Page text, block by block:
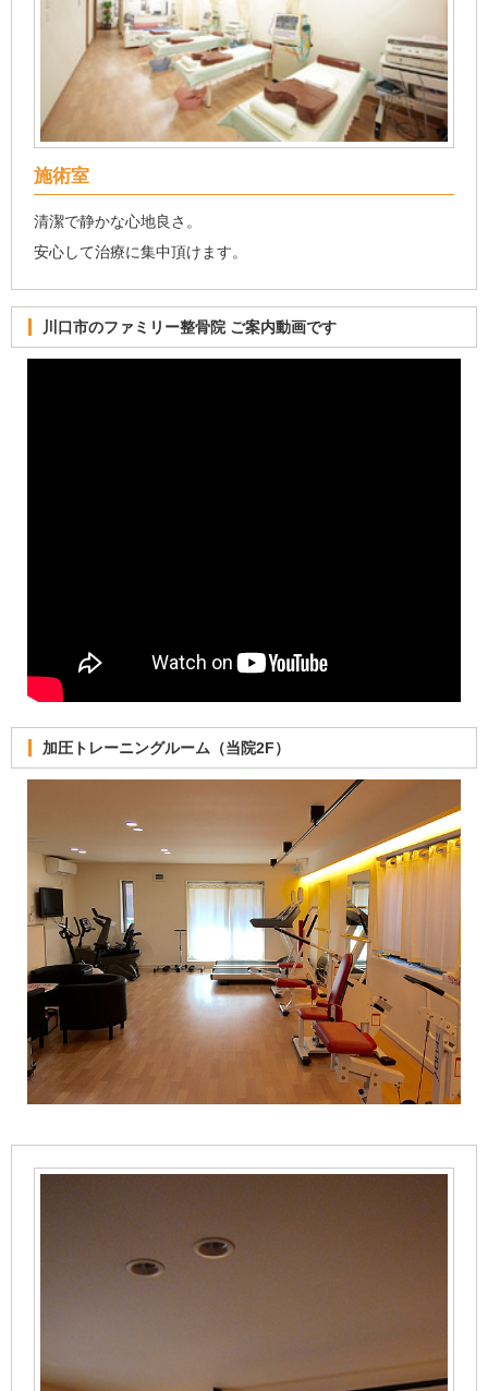
施術室
清潔で静かな心地良さ。
安心して治療に集中頂けます。
川口市のファミリー整骨院 ご案内動画です
加圧トレーニングルーム（当院2F）